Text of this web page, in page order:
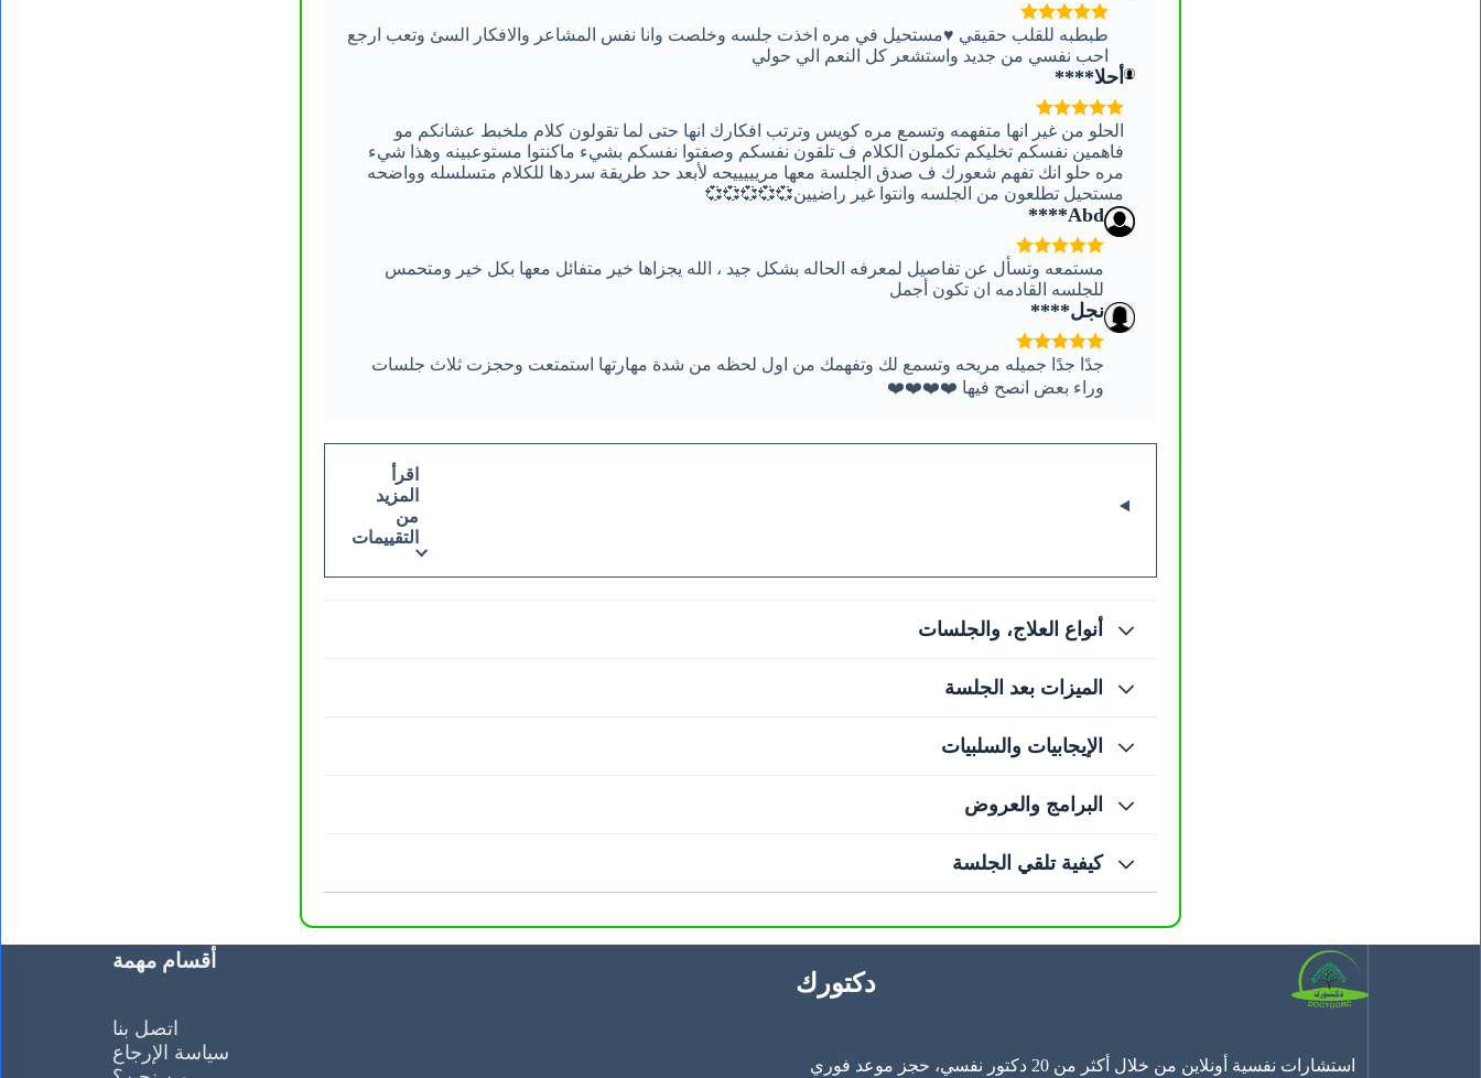
طبطبه للقلب حقيقي ♥️مستحيل في مره اخذت جلسه وخلصت وانا نفس المشاعر والافكار السئ وتعب ارجع
احب نفسي من جديد واستشعر كل النعم الي حولي
أحلا****
الحلو من غير انها متفهمه وتسمع مره كويس وترتب افكارك انها حتى لما تقولون كلام ملخبط عشانكم مو
فاهمين نفسكم تخليكم تكملون الكلام ف تلقون نفسكم وصفتوا نفسكم بشيء ماكنتوا مستوعبينه وهذا شيء
مره حلو انك تفهم شعورك ف صدق الجلسة معها مريييييحه لأبعد حد طريقة سردها للكلام متسلسله وواضحه
مستحيل تطلعون من الجلسه وانتوا غير راضيين💞💞💞💞💞
Abd****
مستمعه وتسأل عن تفاصيل لمعرفه الحاله بشكل جيد ، الله يجزاها خير متفائل معها بكل خير ومتحمس
للجلسه القادمه ان تكون أجمل
نجل****
جدًا جدًا جميله مريحه وتسمع لك وتفهمك من اول لحظه من شدة مهارتها استمتعت وحجزت ثلاث جلسات
وراء بعض انصح فيها ❤️❤️❤️❤️
اقرأ
المزيد
من
التقييمات
أنواع العلاج، والجلسات
الميزات بعد الجلسة
الإيجابيات والسلبيات
البرامج والعروض
كيفية تلقي الجلسة
دكتورك
استشارات نفسية أونلاين من خلال أكثر من 20 دكتور نفسي، حجز موعد فوري
أقسام مهمة
اتصل بنا
سياسة الإرجاع